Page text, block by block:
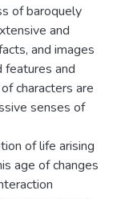
of baroquely
and
and images
features and
characters are
senses of
of life arising
age of changes